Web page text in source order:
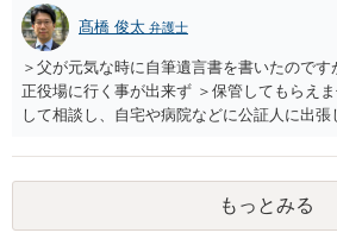
髙橋 俊太 弁護士
＞父が元気な時に自筆遺言書を書いたので
正役場に行く事が出来ず ＞保管してもらえ
して相談し、自宅や病院などに公証人に出
うことも可能です。 ＞不動産名義を父から
がいいのではと考えていますがどう思いま
とも言えないのですが、遺言内容との関わり
弁護士に事情等を説明して個別に相談した
もっとみる